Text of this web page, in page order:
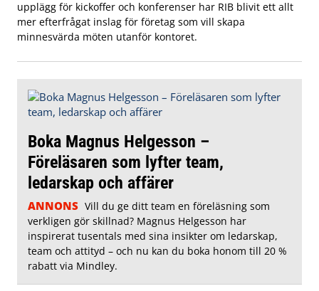
upplägg för kickoffer och konferenser har RIB blivit ett allt
mer efterfrågat inslag för företag som vill skapa
minnesvärda möten utanför kontoret.
Boka Magnus Helgesson –
Föreläsaren som lyfter team,
ledarskap och affärer
ANNONS Vill du ge ditt team en föreläsning som
verkligen gör skillnad? Magnus Helgesson har
inspirerat tusentals med sina insikter om ledarskap,
team och attityd – och nu kan du boka honom till 20 %
rabatt via Mindley.